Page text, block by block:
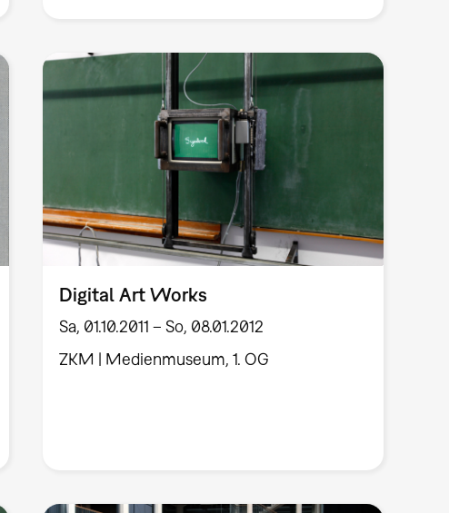
Digital Art Works
Sa, 01.10.2011 – So, 08.01.2012
ZKM | Medienmuseum, 1. OG